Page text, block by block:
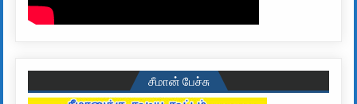
சீமான் பேச்சு